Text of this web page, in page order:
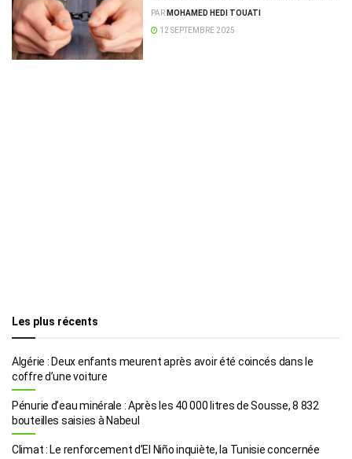
arme factice contre la police
PAR MOHAMED HEDI TOUATI
12 SEPTEMBRE 2025
Les plus récents
Algérie : Deux enfants meurent après avoir été coincés dans le
coffre d’une voiture
Pénurie d’eau minérale : Après les 40 000 litres de Sousse, 8 832
bouteilles saisies à Nabeul
Climat : Le renforcement d’El Niño inquiète, la Tunisie concernée